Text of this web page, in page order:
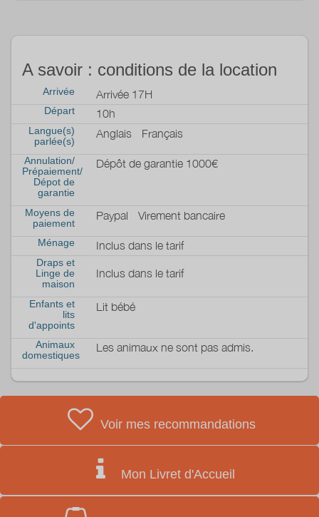
A savoir : conditions de la location
Arrivée Arrivée 17H
Départ 10h
Langue(s)
parlée(s)
Anglais Français
Annulation/
Prépaiement/
Dépot de
garantie
Dépôt de garantie 1000€
Moyens de
paiement
Paypal Virement bancaire
Ménage Inclus dans le tarif
Draps et
Linge de
maison
Inclus dans le tarif
Enfants et
lits
d'appoints
Lit bébé
Animaux
domestiques
Les animaux ne sont pas admis.
Voir mes recommandations
Mon Livret d'Accueil